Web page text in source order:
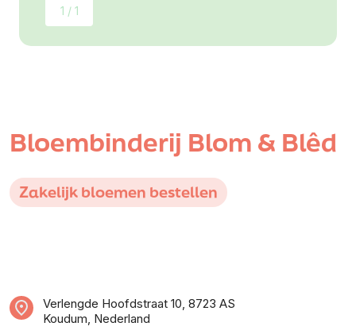
1 / 1
Bloembinderij Blom & Blêd
Zakelijk bloemen bestellen
Verlengde Hoofdstraat 10, 8723 AS
Koudum, Nederland